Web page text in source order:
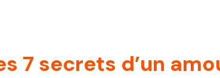
7 secrets d’un